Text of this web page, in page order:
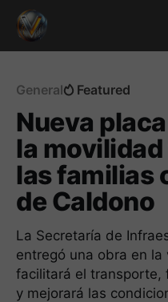
General Featured
Nueva
la
las familias
de Caldono
La Secretaría de
entregó una obra en la
facilitará el transporte,
y mejorará las